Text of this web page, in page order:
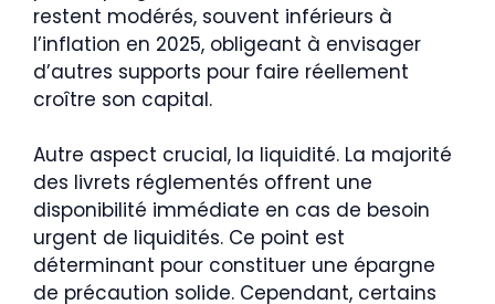
restent modérés, souvent inférieurs à
l’inflation en 2025, obligeant à envisager
d’autres supports pour faire réellement
croître son capital.
Autre aspect crucial, la liquidité. La majorité
des livrets réglementés offrent une
disponibilité immédiate en cas de besoin
urgent de liquidités. Ce point est
déterminant pour constituer une épargne
de précaution solide. Cependant, certains